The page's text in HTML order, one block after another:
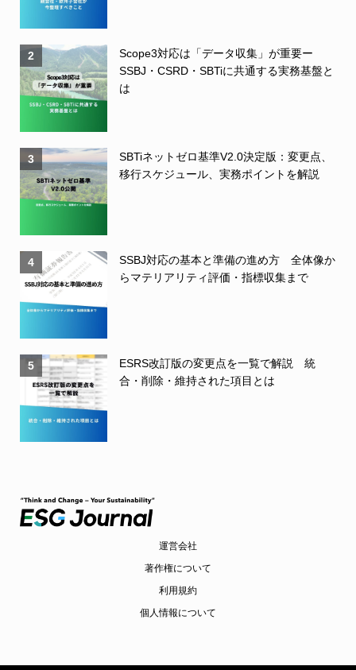
2
Scope3対応は「データ収集」が重要ー
SSBJ・CSRD・SBTiに共通する実務基盤と
は
3
SBTiネットゼロ基準V2.0決定版：変更点、
移行スケジュール、実務ポイントを解説
4
SSBJ対応の基本と準備の進め方 全体像か
らマテリアリティ評価・指標収集まで
5
ESRS改訂版の変更点を一覧で解説 統
合・削除・維持された項目とは
運営会社
著作権について
利用規約
個人情報について